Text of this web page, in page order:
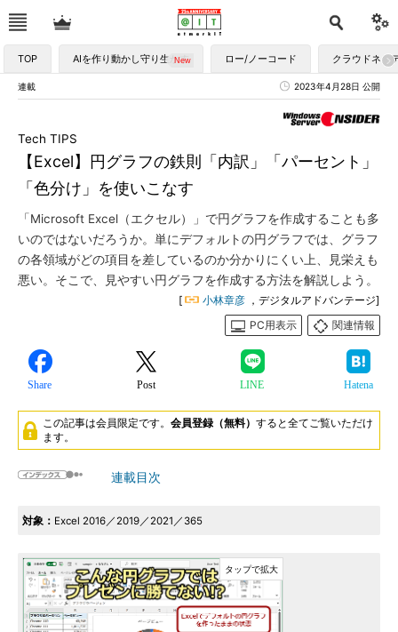
TOP AIを作り動かし守り生かす ロー/ノーコード クラウドネイ
連載 2023年4月28日 公開
【Excel】円グラフの鉄則「内訳」「パーセント」
「色分け」を使いこなす
Tech TIPS
「Microsoft Excel（エクセル）」で円グラフを作成することも多
いのではないだろうか。単にデフォルトの円グラフでは、グラフ
の各領域がどの項目を差しているのか分かりにくい上、見栄えも
悪い。そこで、見やすい円グラフを作成する方法を解説しよう。
[ 小林章彦 ，デジタルアドバンテージ]
PC用表示
関連情報
Share Post LINE Hatena
この記事は会員限定です。 会員登録（無料） すると全てご覧いただけ
ます。
連載目次
対象： Excel 2016／2019／2021／365